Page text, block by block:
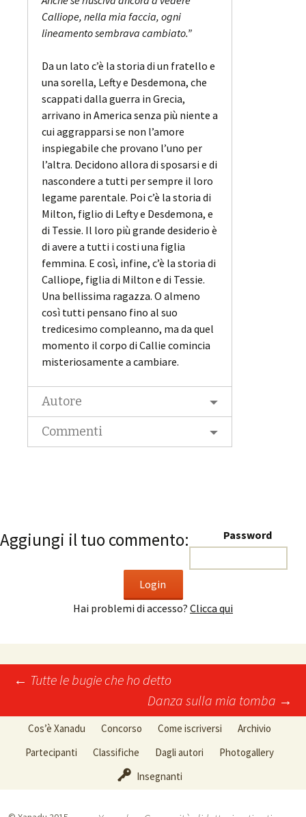
Calliope, nella mia faccia, ogni
lineamento sembrava cambiato.”
Da un lato c’è la storia di un fratello e
una sorella, Lefty e Desdemona, che
scappati dalla guerra in Grecia,
arrivano in America senza più niente a
cui aggrapparsi se non l’amore
inspiegabile che provano l’uno per
l’altra. Decidono allora di sposarsi e di
nascondere a tutti per sempre il loro
legame parentale. Poi c’è la storia di
Milton, figlio di Lefty e Desdemona, e
di Tessie. Il loro più grande desiderio è
di avere a tutti i costi una figlia
femmina. E così, infine, c’è la storia di
Calliope, figlia di Milton e di Tessie.
Una bellissima ragazza. O almeno
così tutti pensano fino al suo
tredicesimo compleanno, ma da quel
momento il corpo di Callie comincia
misteriosamente a cambiare.
Autore
Commenti
Aggiungi il tuo commento: Password
Hai problemi di accesso? Clicca qui
Post navigation
← Tutte le bugie che ho detto
Danza sulla mia tomba →
Cos’è Xanadu Concorso Come iscriversi
Archivio
Partecipanti
Classifiche Dagli autori
Photogallery
Insegnanti